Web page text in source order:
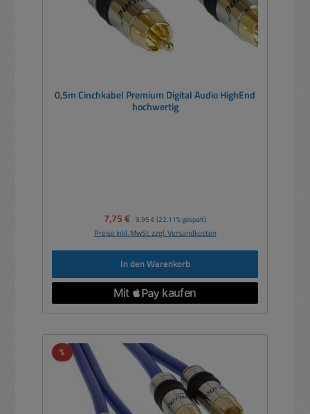
0,5m Cinchkabel Premium Digital Audio HighEnd
hochwertig
Verkaufspreis:
7,75 € Regulärer Preis:
9,95 € (22.11% gespart)
Preise inkl. MwSt. zzgl. Versandkosten
In den Warenkorb
%Rabatt